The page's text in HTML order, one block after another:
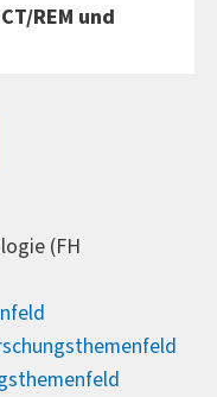
REM und
(FH